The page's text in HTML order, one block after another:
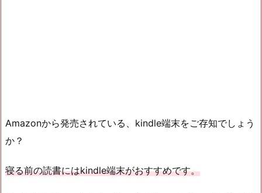
Amazonから発売されている、kindle端末をご存知でしょう
か？
寝る前の読書にはkindle端末がおすすめです。